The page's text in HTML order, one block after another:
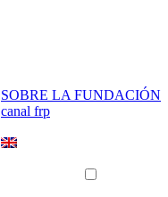
SOBRE LA FUNDACIÓN
canal frp